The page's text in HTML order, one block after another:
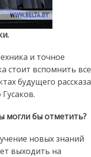
и точное
стоит вспомнить все
будущего
могли бы отметить?
новых знаний
выходить на